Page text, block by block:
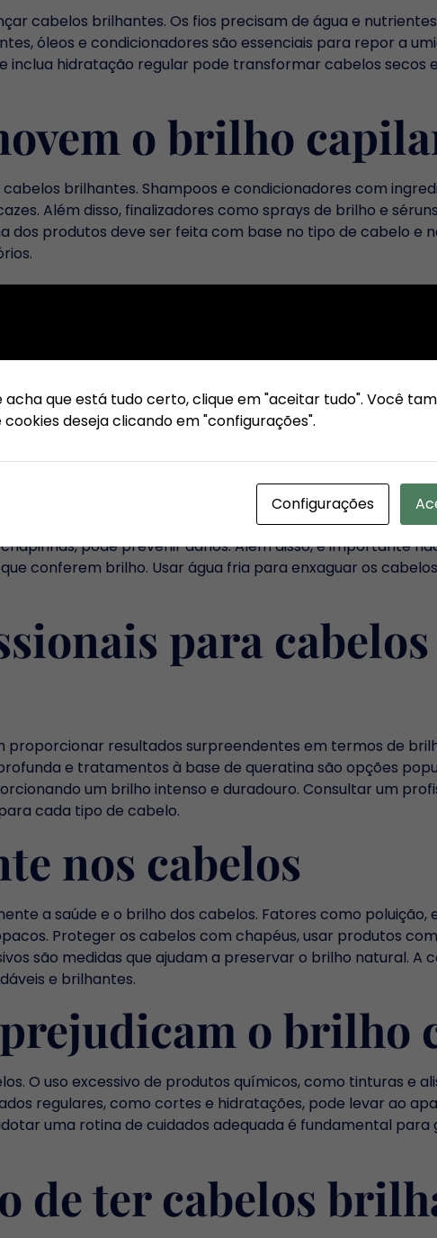
cabelos brilhantes. Os fios precisam de água e
óleos e condicionadores são essenciais para repor a
inclua hidratação regular pode transformar cabelos secos
o brilho
brilhantes. Shampoos e condicionadores com
Além disso, finalizadores como sprays de brilho e
produtos deve ser feita com base no tipo de cabelo e
na saúde
Nutrientes como vitaminas A, C, E, e ácidos
como nozes, peixes, frutas e vegetais devem ser
equilibrada não só melhora a aparência dos
para manter o
diários são fundamentais para manter cabelos brilhantes.
pode prevenir danos. Além disso, é importante
conferem brilho. Usar água fria para enxaguar os
para cabelos
resultados surpreendentes em termos de
e tratamentos à base de queratina são opções
um brilho intenso e duradouro. Consultar um
cada tipo de cabelo.
nos cabelos
a saúde e o brilho dos cabelos. Fatores como poluição,
Proteger os cabelos com chapéus, usar produtos
são medidas que ajudam a preservar o brilho natural. A
e brilhantes.
o brilho
O uso excessivo de produtos químicos, como tinturas e
regulares, como cortes e hidratações, pode levar ao
uma rotina de cuidados adequada é fundamental
de ter cabelos
acha que está tudo certo, clique em "aceitar tudo". Você
deseja clicando em "configurações".
Configurações